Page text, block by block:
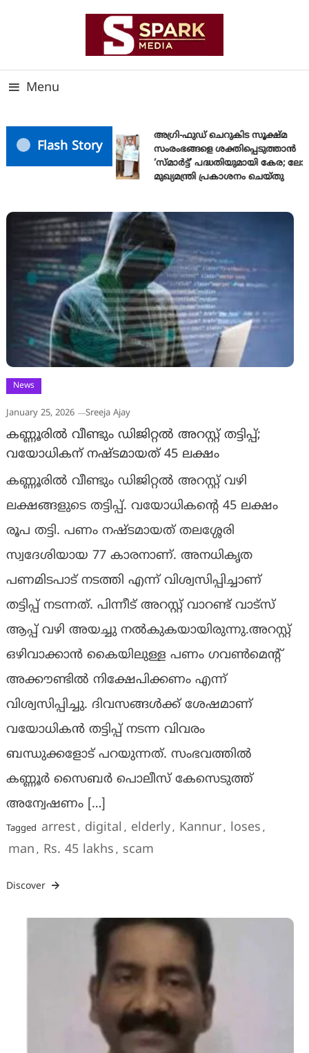
Menu
Flash Story
അഗ്രി-ഫുഡ് ചെറുകിട സൂക്ഷ്മ
സംരംഭങ്ങളെ ശക്തിപ്പെടുത്താന്‍
‘സ്മാര്‍ട്ട്’ പദ്ധതിയുമായി കേര;
മുഖ്യമന്ത്രി പ്രകാശനം ചെയ്തു
News
January 25, 2026 Sreeja Ajay
കണ്ണൂരിൽ വീണ്ടും ഡിജിറ്റൽ അറസ്റ്റ് തട്ടിപ്പ്;
വയോധികന് നഷ്ടമായത് 45 ലക്ഷം
കണ്ണൂരിൽ വീണ്ടും ഡിജിറ്റൽ അറസ്റ്റ് വഴി
ലക്ഷങ്ങളുടെ തട്ടിപ്പ്. വയോധികൻ്റെ 45 ലക്ഷം
രൂപ തട്ടി. പണം നഷ്ടമായത് തലശ്ശേരി
സ്വദേശിയായ 77 കാരനാണ്. അനധികൃത
പണമിടപാട് നടത്തി എന്ന് വിശ്വസിപ്പിച്ചാണ്
തട്ടിപ്പ് നടന്നത്. പിന്നീട് അറസ്റ്റ് വാറണ്ട് വാട്സ്
ആപ്പ് വഴി അയച്ചു നൽകുകയായിരുന്നു.അറസ്റ്റ്
ഒഴിവാക്കാൻ കൈയിലുള്ള പണം ഗവൺമെൻ്റ്
അക്കൗണ്ടിൽ നിക്ഷേപിക്കണം എന്ന്
വിശ്വസിപ്പിച്ചു. ദിവസങ്ങൾക്ക് ശേഷമാണ്
വയോധികൻ തട്ടിപ്പ് നടന്ന വിവരം
ബന്ധുക്കളോട് പറയുന്നത്. സംഭവത്തിൽ
കണ്ണൂർ സൈബർ പൊലീസ് കേസെടുത്ത്
അന്വേഷണം […]
Tagged arrest , digital , elderly, Kannur, loses ,
man , Rs. 45 lakhs , scam
Discover